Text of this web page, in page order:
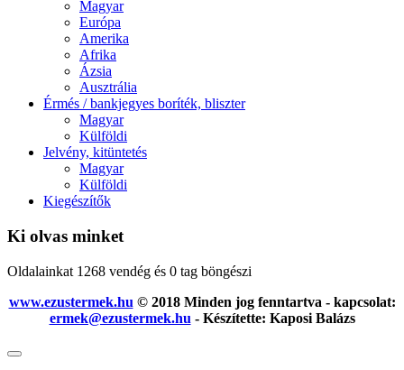
Magyar
Európa
Amerika
Afrika
Ázsia
Ausztrália
Érmés / bankjegyes boríték, bliszter
Magyar
Külföldi
Jelvény, kitüntetés
Magyar
Külföldi
Kiegészítők
Ki olvas minket
Oldalainkat 1268 vendég és 0 tag böngészi
www.ezustermek.hu © 2018 Minden jog fenntartva - kapcsolat:
ermek@ezustermek.hu - Készítette: Kaposi Balázs